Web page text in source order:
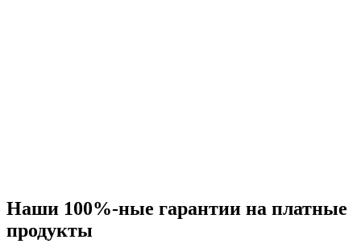
Наши 100%-ные гарантии на платные
продукты